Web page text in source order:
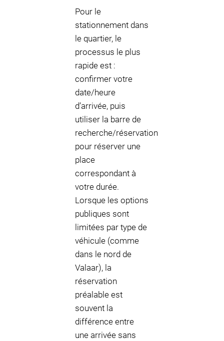
Pour le
stationnement dans
le quartier, le
processus le plus
rapide est :
confirmer votre
date/heure
d’arrivée, puis
utiliser la barre de
recherche/réservation
pour réserver une
place
correspondant à
votre durée.
Lorsque les options
publiques sont
limitées par type de
véhicule (comme
dans le nord de
Valaar), la
réservation
préalable est
souvent la
différence entre
une arrivée sans